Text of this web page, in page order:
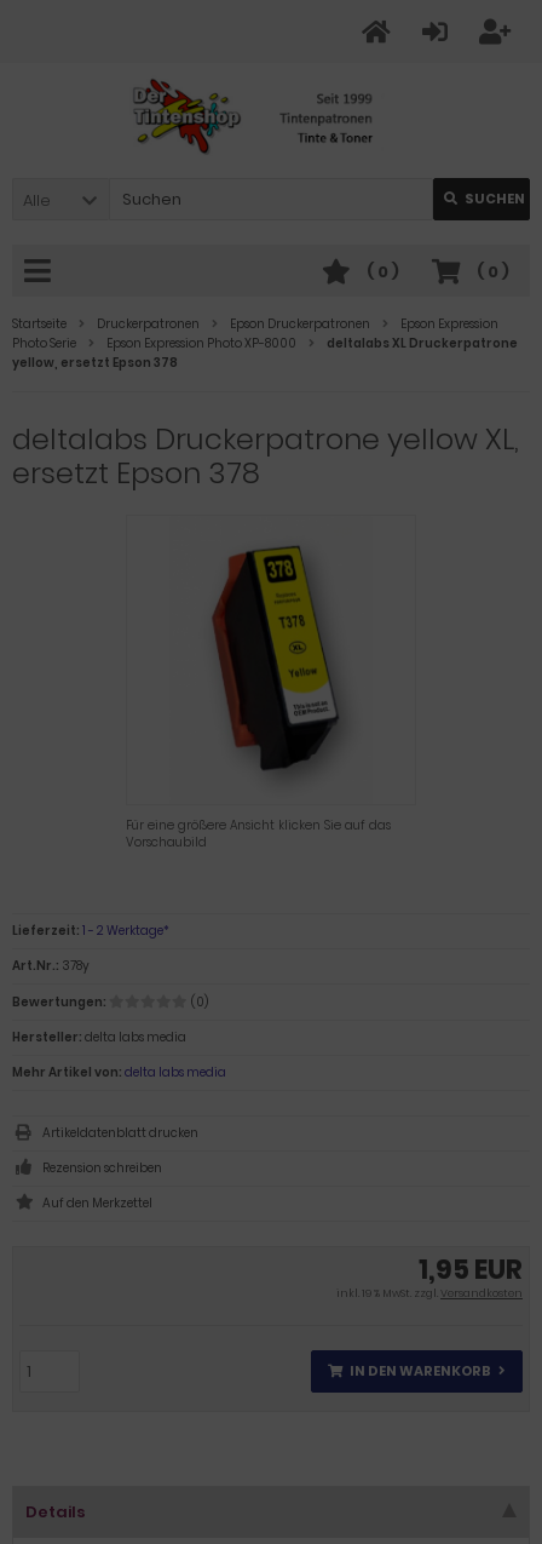
Alle SUCHEN
( 0 )
( 0 )
Startseite Druckerpatronen Epson Druckerpatronen
Epson Expression
Photo Serie
Epson Expression Photo XP-8000
deltalabs XL Druckerpatrone
yellow, ersetzt Epson 378
deltalabs Druckerpatrone yellow XL,
ersetzt Epson 378
Für eine größere Ansicht klicken Sie auf das
Vorschaubild
1,95 EUR
inkl. 19 % MwSt. zzgl.Versandkosten
IN DEN WARENKORB
Lieferzeit: 1 - 2 Werktage*
Art.Nr.: 378y
Bewertungen:
(0)
Hersteller: delta labs media
Mehr Artikel von: delta labs media
Artikeldatenblatt drucken
Rezension schreiben
Details